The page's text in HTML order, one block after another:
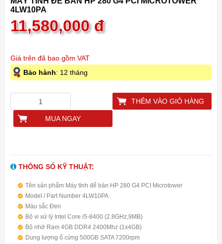
4LW10PA
11,580,000đ
Giá trên đã bao gồm VAT
Bảo hành: 12 tháng
THÊM VÀO GIỎ HÀNG
MUA NGAY
THÔNG SỐ KỸ THUẬT:
Tên sản phẩm Máy tính để bàn HP 280 G4 PCI Microtower
Model / Part Number 4LW10PA
Màu sắc Đen
Bộ vi xử lý Intel Core i5-8400 (2.8GHz,9MB)
Bộ nhớ Ram 4GB DDR4 2400Mhz (1x4GB)
Dung lượng ổ cứng 500GB SATA 7200rpm